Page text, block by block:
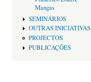
Mangas
SEMINÁRIOS
OUTRAS INICIATIVAS
PROJECTOS
PUBLICAÇÕES